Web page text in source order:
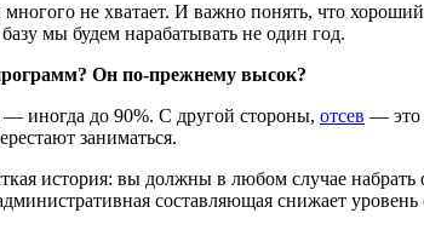
не хватает. И важно понять, что
мы будем нарабатывать не один год.
Он по-прежнему высок?
— иногда до 90%. С другой стороны, отсев — это
заниматься.
история: вы должны в любом случае
составляющая снижает